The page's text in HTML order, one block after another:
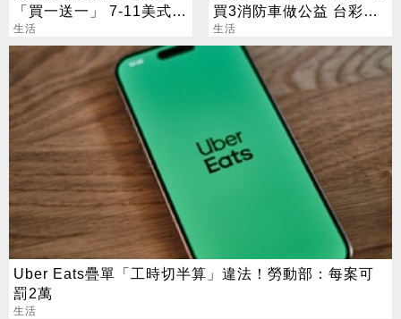
「買一送一」 7-11美式買
7送7
生活
買3消防車做公益 台彩揭
幸運兒背景
生活
Uber Eats疊單「工時切半算」違法！勞動部：每案可
罰2萬
生活